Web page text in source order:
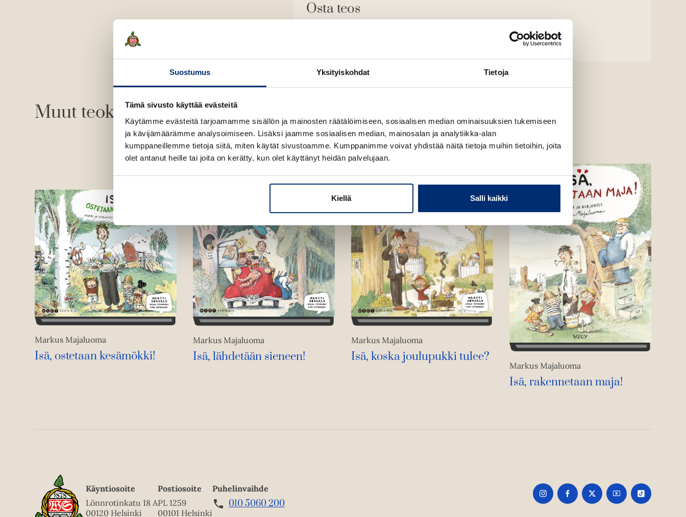
Suostumus Yksityiskohdat Tietoja
Tämä sivusto käyttää evästeitä
Käytämme evästeitä tarjoamamme sisällön ja mainosten räätälöimiseen, sosiaalisen median ominaisuuksien tukemiseen
ja kävijämäärämme analysoimiseen. Lisäksi jaamme sosiaalisen median, mainosalan ja analytiikka-alan
kumppaneillemme tietoja siitä, miten käytät sivustoamme. Kumppanimme voivat yhdistää näitä tietoja muihin tietoihin, joita
olet antanut heille tai joita on kerätty, kun olet käyttänyt heidän palvelujaan.
Kiellä Salli kaikki
Osta teos
u
l
e
o
a
t
A
u
e
u
u
t
e
e
n
v
ä
l
i
Muut teokset
Markus Majaluoma
Isä, ostetaan kesämökki!
Markus Majaluoma
Isä, lähdetään sieneen!
Markus Majaluoma
Isä, koska joulupukki tulee?
Markus Majaluoma
Isä, rakennetaan maja!
Käyntiosoite
Lönnrotinkatu 18 A
00120 Helsinki
Postiosoite
PL 1259
00101 Helsinki
Puhelinvaihde
010 5060 200